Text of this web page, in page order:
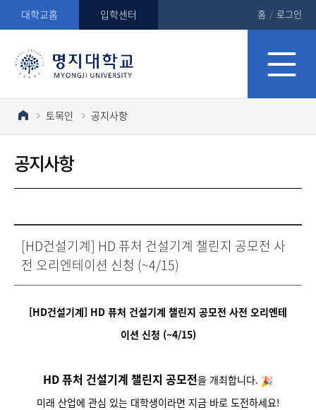
대학교홈 입학센터 홈 / 로그인
토목인 공지사항
공지사항
[HD건설기계] HD 퓨처 건설기계 챌린지 공모전 사
전 오리엔테이션 신청 (~4/15)
[HD건설기계] HD 퓨처 건설기계 챌린지 공모전 사전 오리엔테
이션 신청 (~4/15)
HD 퓨처 건설기계 챌린지 공모전을 개최합니다.
미래 산업에 관심 있는 대학생이라면 지금 바로 도전하세요!